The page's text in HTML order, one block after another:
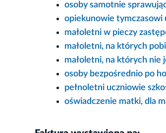
osoby samotnie
opiekunowie tymczasowi
małoletni w pieczy
małoletni, na których
małoletni, na których nie
osoby bezpośrednio po
pełnoletni uczniowie
oświadczenie matki, dla